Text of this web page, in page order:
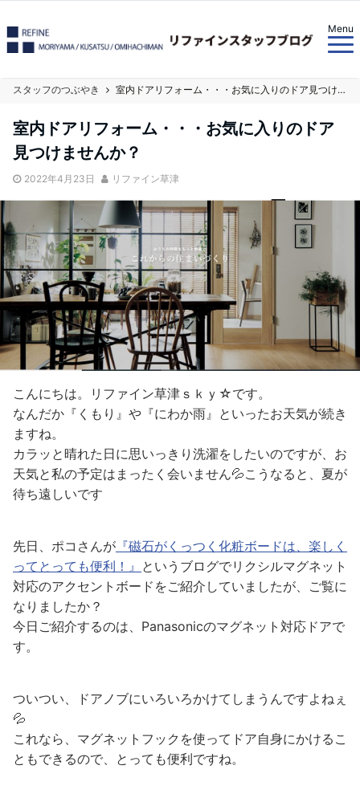
Menu
スタッフのつぶやき 室内ドアリフォーム・・・お気に入りのドア見つけませんか？
室内ドアリフォーム・・・お気に入りのドア
見つけませんか？
2022年4月23日 リファイン草津
こんにちは。リファイン草津ｓｋｙ☆です。
なんだか『くもり』や『にわか雨』といったお天気が続き
ますね。
カラッと晴れた日に思いっきり洗濯をしたいのですが、お
天気と私の予定はまったく会いません💦こうなると、夏が
待ち遠しいです
先日、ポコさんが 『磁石がくっつく化粧ボードは、楽しく
ってとっても便利！』 というブログでリクシルマグネット
対応のアクセントボードをご紹介していましたが、ご覧に
なりましたか？
今日ご紹介するのは、Panasonicのマグネット対応ドアで
す。
ついつい、ドアノブにいろいろかけてしまうんですよねぇ
💦
これなら、マグネットフックを使ってドア自身にかけるこ
ともできるので、とっても便利ですね。